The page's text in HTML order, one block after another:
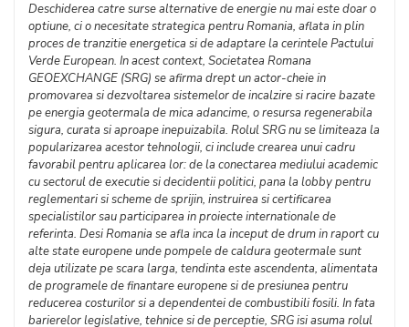
Deschiderea catre surse alternative de energie nu mai este doar o
optiune, ci o necesitate strategica pentru Romania, aflata in plin
proces de tranzitie energetica si de adaptare la cerintele Pactului
Verde European. In acest context, Societatea Romana
GEOEXCHANGE (SRG) se afirma drept un actor-cheie in
promovarea si dezvoltarea sistemelor de incalzire si racire bazate
pe energia geotermala de mica adancime, o resursa regenerabila
sigura, curata si aproape inepuizabila. Rolul SRG nu se limiteaza la
popularizarea acestor tehnologii, ci include crearea unui cadru
favorabil pentru aplicarea lor: de la conectarea mediului academic
cu sectorul de executie si decidentii politici, pana la lobby pentru
reglementari si scheme de sprijin, instruirea si certificarea
specialistilor sau participarea in proiecte internationale de
referinta. Desi Romania se afla inca la inceput de drum in raport cu
alte state europene unde pompele de caldura geotermale sunt
deja utilizate pe scara larga, tendinta este ascendenta, alimentata
de programele de finantare europene si de presiunea pentru
reducerea costurilor si a dependentei de combustibili fosili. In fata
barierelor legislative, tehnice si de perceptie, SRG isi asuma rolul